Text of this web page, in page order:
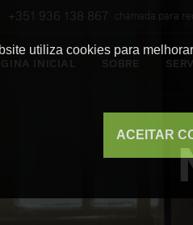
+351 936 138 867 chamada para
INICIAL SOBRE
utiliza cookies para
ACEITAR